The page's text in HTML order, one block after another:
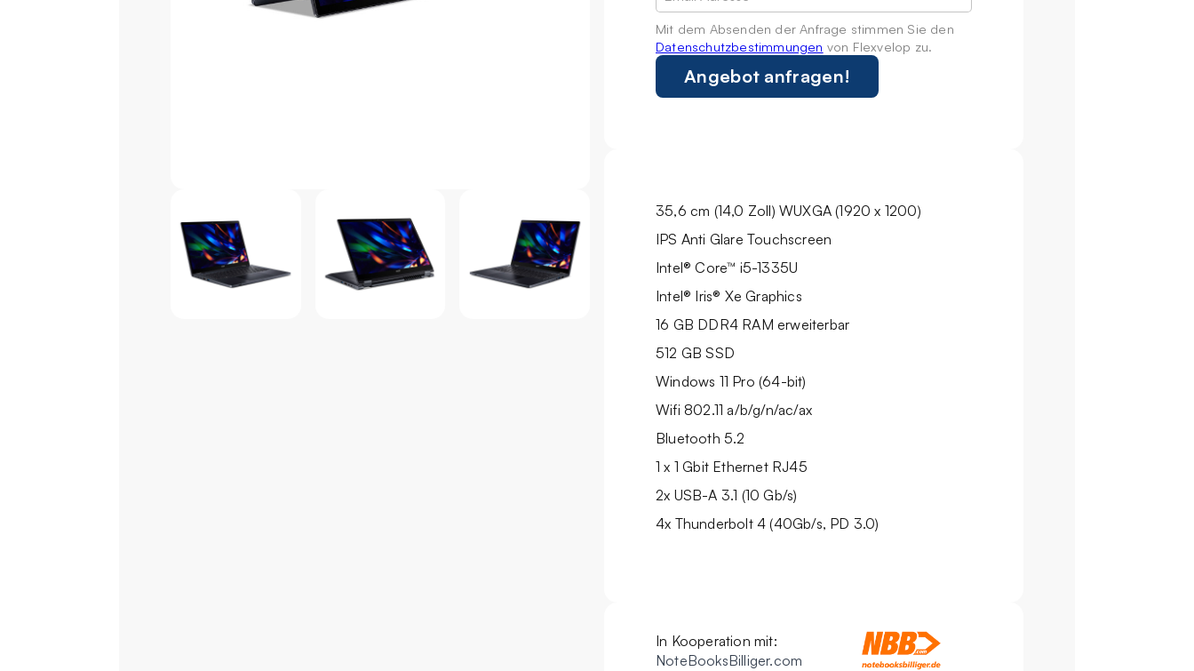
Mit dem Absenden der Anfrage stimmen Sie den
Datenschutzbestimmungen von Flexvelop zu.
35,6 cm (14,0 Zoll) WUXGA (1920 x 1200)
IPS Anti Glare Touchscreen
Intel® Core™ i5-1335U
Intel® Iris® Xe Graphics
16 GB DDR4 RAM erweiterbar
512 GB SSD
Windows 11 Pro (64-bit)
Wifi 802.11 a/b/g/n/ac/ax
Bluetooth 5.2
1 x 1 Gbit Ethernet RJ45
2x USB-A 3.1 (10 Gb/s)
4x Thunderbolt 4 (40Gb/​s, PD 3.0)
In Kooperation mit:
NoteBooksBilliger.com